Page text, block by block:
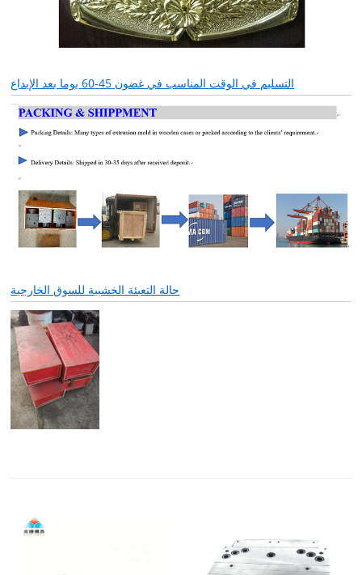
التسليم في الوقت المناسب في غضون 45-60 يوما بعد الإيداع
حالة التعبئة الخشبية للسوق الخارجية